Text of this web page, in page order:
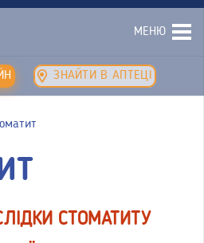
МЕНЮ
ЗНАЙТИ В АПТЕЦІ
СТОМАТИТУ